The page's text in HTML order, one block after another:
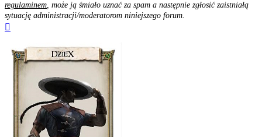
regulaminem, może ją śmiało uznać za spam a następnie zgłosić zaistniałą
sytuację administracji/moderatorom niniejszego forum.